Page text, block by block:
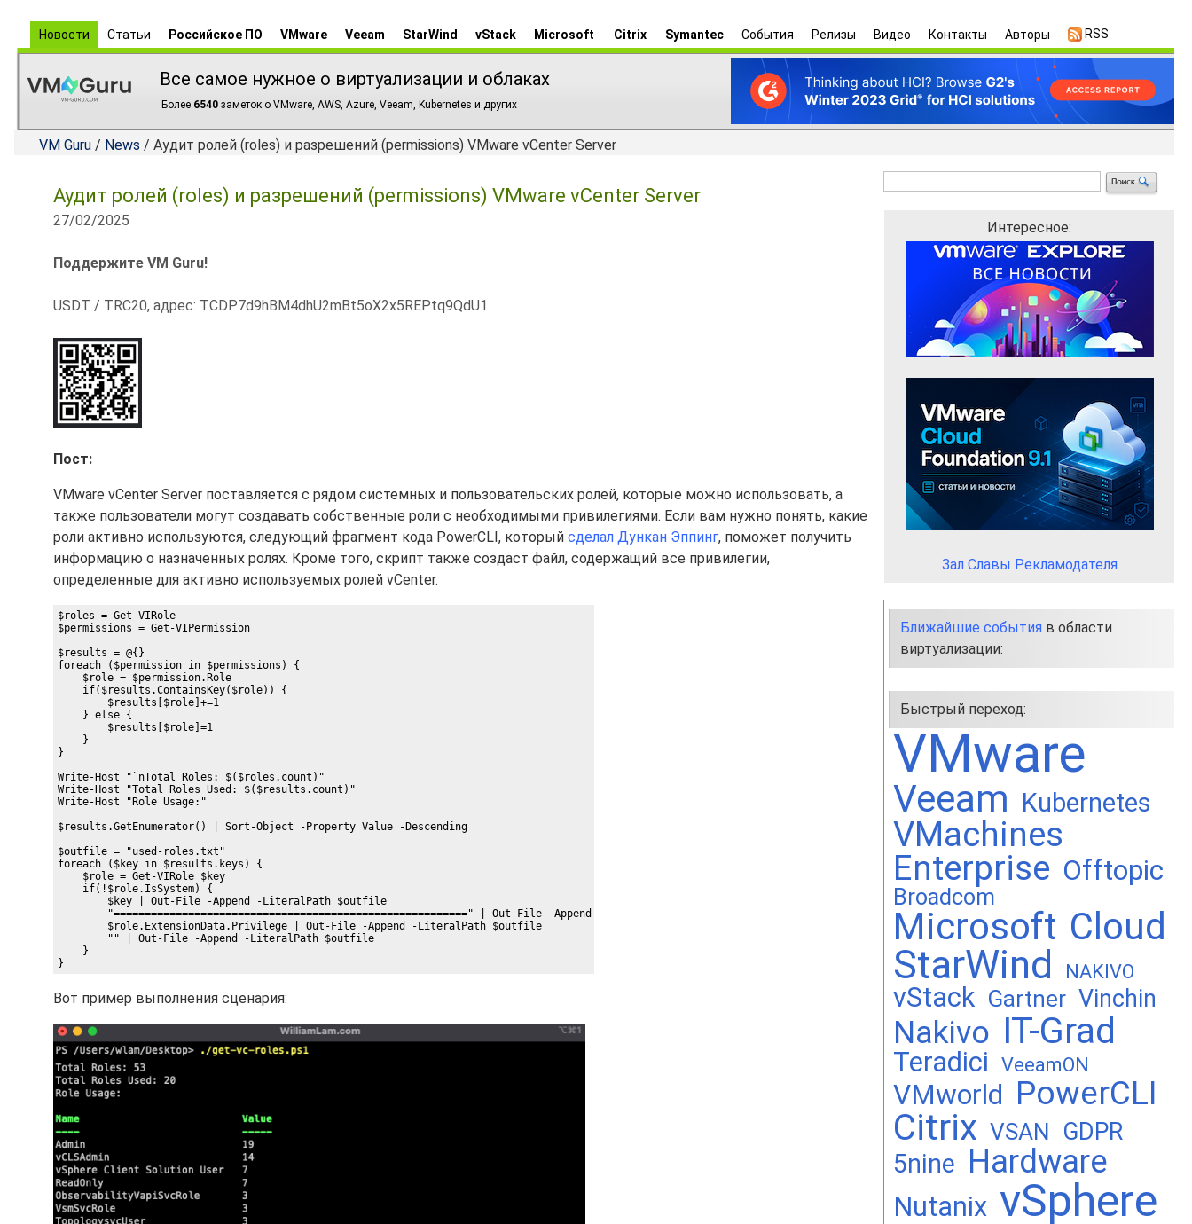
Новости Статьи Российское ПО VMware Veeam StarWind vStack Microsoft Citrix Symantec События Релизы Видео Контакты Авторы RSS
Все самое нужное о виртуализации и облаках
Более 6540 заметок о VMware, AWS, Azure, Veeam, Kubernetes и других
VM Guru / News / Аудит ролей (roles) и разрешений (permissions) VMware vCenter Server
Аудит ролей (roles) и разрешений (permissions) VMware vCenter Server
27/02/2025
Поддержите VM Guru!
USDT / TRC20, адрес: TCDP7d9hBM4dhU2mBt5oX2x5REPtq9QdU1
Пост:
VMware vCenter Server поставляется с рядом системных и пользовательских ролей, которые можно использовать, а
также пользователи могут создавать собственные роли с необходимыми привилегиями. Если вам нужно понять, какие
роли активно используются, следующий фрагмент кода PowerCLI, который сделал Дункан Эппинг, поможет получить
информацию о назначенных ролях. Кроме того, скрипт также создаст файл, содержащий все привилегии,
определенные для активно используемых ролей vCenter.
$roles = Get-VIRole
$permissions = Get-VIPermission
$results = @{}
foreach ($permission in $permissions) {
    $role = $permission.Role
    if($results.ContainsKey($role)) {
        $results[$role]+=1
    } else {
        $results[$role]=1
    }
}
Write-Host "`nTotal Roles: $($roles.count)"
Write-Host "Total Roles Used: $($results.count)"
Write-Host "Role Usage:"
$results.GetEnumerator() | Sort-Object -Property Value -Descending
$outfile = "used-roles.txt"
foreach ($key in $results.keys) {
    $role = Get-VIRole $key
    if(!$role.IsSystem) {
        $key | Out-File -Append -LiteralPath $outfile
        "=========================================================" | Out-File -Append -FilePath $outfile
        $role.ExtensionData.Privilege | Out-File -Append -LiteralPath $outfile
        "" | Out-File -Append -LiteralPath $outfile
    }
Вот пример выполнения сценария:
Интересное:
Зал Славы Рекламодателя
Ближайшие события в области
виртуализации:
Быстрый переход:
VMware
Veeam Kubernetes
VMachines
Enterprise Offtopic
Broadcom
Microsoft Cloud
StarWind NAKIVO
vStack Gartner Vinchin
Nakivo IT-Grad
Teradici VeeamON
VMworld PowerCLI
Citrix VSAN GDPR
5nine Hardware
Nutanix vSphere